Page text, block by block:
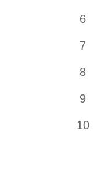
6
7
8
9
10